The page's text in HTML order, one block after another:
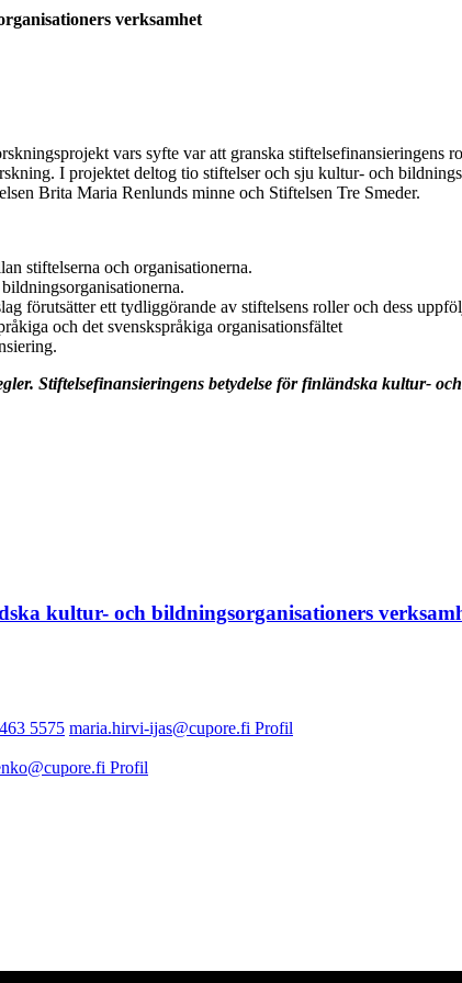
verksamhet
vars syfte var att granska stiftelsefinansieringens
I projektet deltog tio stiftelser och sju kultur- och
Brita Maria Renlunds minne och Stiftelsen Tre Smeder.
stiftelserna och organisationerna.
förutsätter ett tydliggörande av stiftelsens roller och dess
och det svenskspråkiga organisationsfältet
Stiftelsefinansieringens betydelse för finländska kultur-
kultur- och bildningsorganisationers
5575 maria.hirvi-ijas@cupore.fi Profil
Profil